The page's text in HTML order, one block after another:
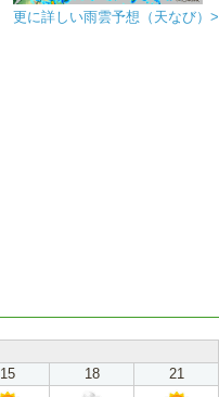
更に詳しい雨雲予想（天なび）>
15 18
21